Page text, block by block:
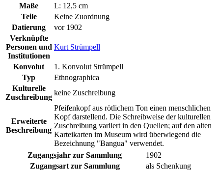
Maße
L: 12,5 cm
Teile
Keine Zuordnung
Datierung
vor 1902
Verknüpfte
Personen und
Institutionen
Kurt Strümpell
Konvolut
1. Konvolut Strümpell
Typ
Ethnographica
Kulturelle
Zuschreibung
keine Zuschreibung
Erweiterte
Beschreibung
Pfeifenkopf aus rötlichem Ton einen menschlichen
Kopf darstellend. Die Schreibweise der kulturellen
Zuschreibung variiert in den Quellen; auf den alten
Karteikarten im Museum wird überwiegend die
Bezeichnung "Bangua" verwendet.
Zugangsjahr zur Sammlung
1902
Zugangsart zur Sammlung
als Schenkung